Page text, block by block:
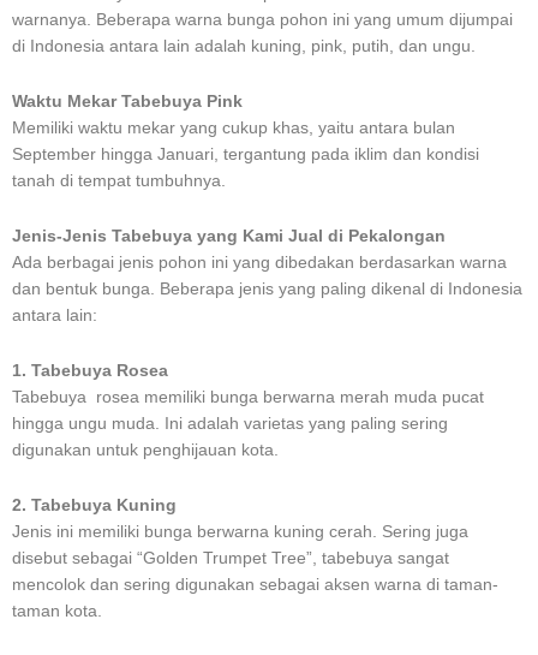
warnanya. Beberapa warna bunga pohon ini yang umum dijumpai
di Indonesia antara lain adalah kuning, pink, putih, dan ungu.
Waktu Mekar Tabebuya Pink
Memiliki waktu mekar yang cukup khas, yaitu antara bulan
September hingga Januari, tergantung pada iklim dan kondisi
tanah di tempat tumbuhnya.
Jenis-Jenis Tabebuya yang Kami Jual di Pekalongan
Ada berbagai jenis pohon ini yang dibedakan berdasarkan warna
dan bentuk bunga. Beberapa jenis yang paling dikenal di Indonesia
antara lain:
1. Tabebuya Rosea
Tabebuya rosea memiliki bunga berwarna merah muda pucat
hingga ungu muda. Ini adalah varietas yang paling sering
digunakan untuk penghijauan kota.
2. Tabebuya Kuning
Jenis ini memiliki bunga berwarna kuning cerah. Sering juga
disebut sebagai “Golden Trumpet Tree”, tabebuya sangat
mencolok dan sering digunakan sebagai aksen warna di taman-
taman kota.